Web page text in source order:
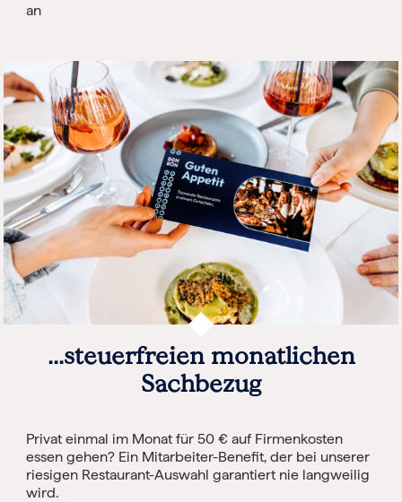
an
...steuerfreien monatlichen
Sachbezug
Privat einmal im Monat für 50 € auf Firmenkosten
essen gehen? Ein Mitarbeiter-Benefit, der bei unserer
riesigen Restaurant-Auswahl garantiert nie langweilig
wird.